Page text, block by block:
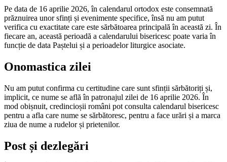
Pe data de 16 aprilie 2026, în calendarul ortodox este consemnată
prăznuirea unor sfinți și evenimente specifice, însă nu am putut
verifica cu exactitate care este sărbătoarea principală în această zi. În
fiecare an, această perioadă a calendarului bisericesc poate varia în
funcție de data Paștelui și a perioadelor liturgice asociate.
Onomastica zilei
Nu am putut confirma cu certitudine care sunt sfinții sărbătoriți și,
implicit, ce nume se află în patronajul zilei de 16 aprilie 2026. În
mod obișnuit, credincioșii români pot consulta calendarul bisericesc
pentru a afla care nume se sărbătoresc, pentru a face urări și a marca
ziua de nume a rudelor și prietenilor.
Post și dezlegări